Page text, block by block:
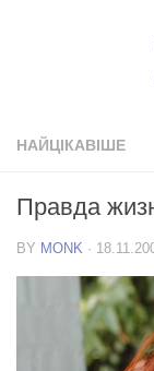
НАЙЦІКАВІШЕ
Правда
BY MONK ·